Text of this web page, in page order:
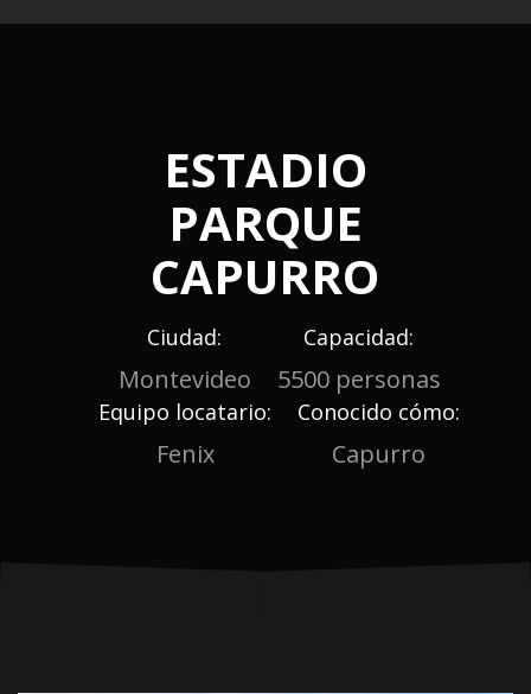
ESTADIO
PARQUE
CAPURRO
Ciudad:
Montevideo
Capacidad:
5500 personas
Equipo locatario:
Fenix
Conocido cómo:
Capurro